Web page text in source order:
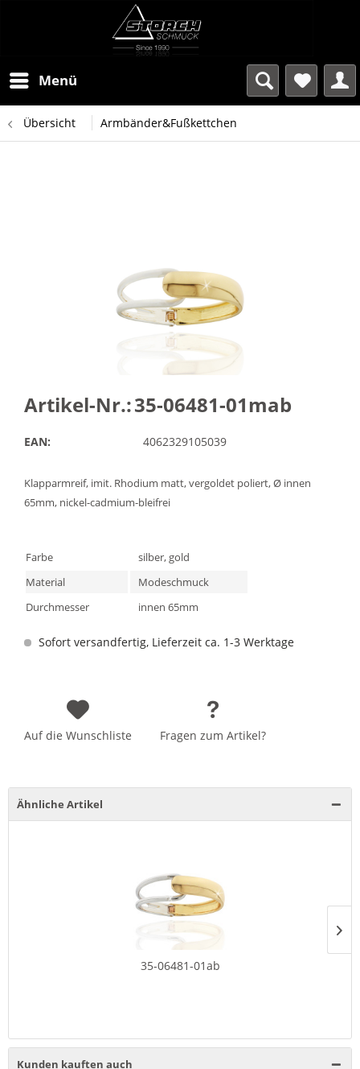
Menü
Übersicht Armbänder&Fußkettchen
Artikel-Nr.:35-06481-01mab
EAN: 4062329105039
Klapparmreif, imit. Rhodium matt, vergoldet poliert, Ø innen
65mm, nickel-cadmium-bleifrei
Farbe
silber, gold
Material
Modeschmuck
Durchmesser
innen 65mm
Sofort versandfertig, Lieferzeit ca. 1-3 Werktage
Auf die Wunschliste Fragen zum Artikel?
Ähnliche Artikel
35-06481-01ab
Kunden kauften auch